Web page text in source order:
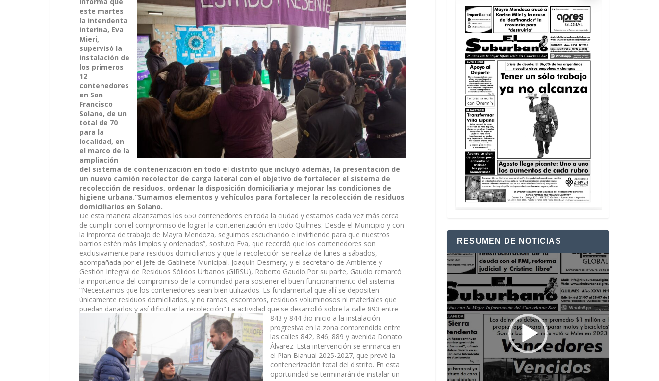
este martes
la intendenta
interina, Eva
Mieri,
supervisó la
instalación de
los primeros
12
contenedores
en San
Francisco
Solano, de un
total de 70
para la
localidad, en
el marco de la
ampliación
del sistema de contenerización en todo el distrito que incluyó además, la presentación de
un nuevo camión recolector de carga lateral con el objetivo de fortalecer el sistema de
recolección de residuos, ordenar la disposición domiciliaria y mejorar las condiciones de
higiene urbana.“Sumamos elementos y vehículos para fortalecer la recolección de residuos
domiciliarios en Solano.
De esta manera alcanzamos los 650 contenedores en toda la ciudad y estamos cada vez más cerca
de cumplir con el compromiso de lograr la contenerización en todo Quilmes. Desde el Municipio y con
la impronta de trabajo de Mayra Mendoza, seguimos escuchando e invirtiendo para que nuestros
barrios estén más limpios y ordenados”, sostuvo Eva, que recordó que los contenedores son
exclusivamente para residuos domiciliarios y que la recolección se realiza de lunes a sábados,
acompañada por el jefe de Gabinete Municipal, Joaquín Desmery, y el secretario de Ambiente y
Gestión Integral de Residuos Sólidos Urbanos (GIRSU), Roberto Gaudio.Por su parte, Gaudio remarcó
la importancia del compromiso de la comunidad para sostener el buen funcionamiento del sistema:
“Necesitamos que los contenedores sean bien utilizados. Es fundamental que allí se depositen
únicamente residuos domiciliarios, y no ramas, escombros, residuos voluminosos ni materiales que
puedan dañarlos y así dificultar la recolección".La actividad que se desarrolló sobre la calle 893 entre
843 y 844 dio inicio a la instalación
progresiva en la zona comprendida entre
las calles 842, 846, 889 y avenida Donato
Álvarez. Esta intervención se enmarca en
el Plan Bianual 2025-2027, que prevé la
contenerización total del distrito. En esta
oportunidad se terminarán de instalar un
RESUMEN DE NOTICIAS
Reproductor
de
vídeo